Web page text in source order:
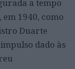
a tempo
1940, como
Duarte
dado às